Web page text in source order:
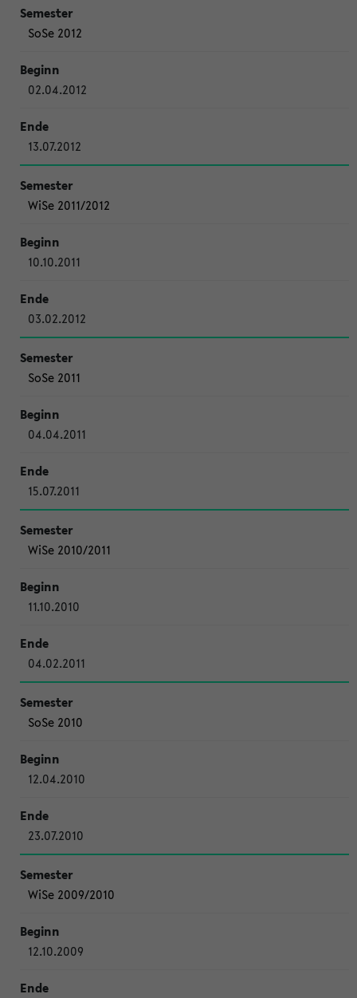
SoSe 2012
02.04.2012
13.07.2012
WiSe 2011/2012
10.10.2011
03.02.2012
SoSe 2011
04.04.2011
15.07.2011
WiSe 2010/2011
11.10.2010
04.02.2011
SoSe 2010
12.04.2010
23.07.2010
WiSe 2009/2010
12.10.2009